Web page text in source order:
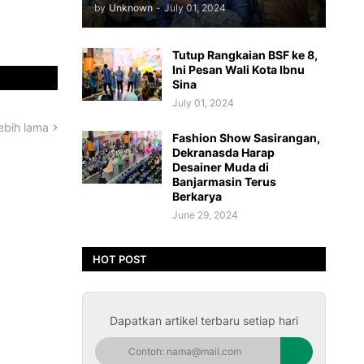
lama
by Unknown - July 01, 2024
Tutup Rangkaian BSF ke 8,
Ini Pesan Wali Kota Ibnu
Sina
July 01, 2024
Fashion Show Sasirangan,
Dekranasda Harap
Desainer Muda di
Banjarmasin Terus
Berkarya
June 29, 2024
HOT POST
Dapatkan artikel terbaru setiap hari